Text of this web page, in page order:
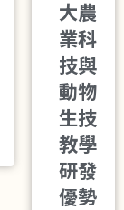
大農
業科
技與
動物
生技
教學
研發
優勢